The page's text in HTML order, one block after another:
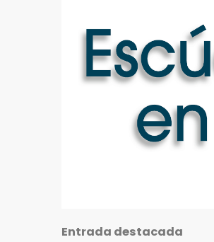
Entrada destacada